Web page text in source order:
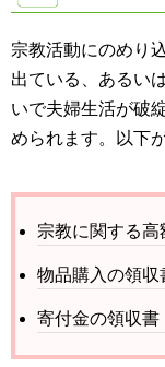
宗教活動にのめり
出ている、あるい
いで夫婦生活が破
められます。以下
宗教に関する高
物品購入の領収
寄付金の領収書